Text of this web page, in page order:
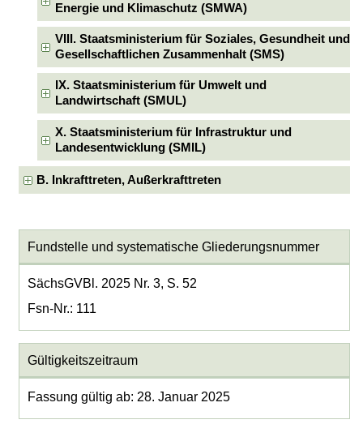
Energie und Klimaschutz (SMWA)
VIII. Staatsministerium für Soziales, Gesundheit und
Gesellschaftlichen Zusammenhalt (SMS)
IX. Staatsministerium für Umwelt und
Landwirtschaft (SMUL)
X. Staatsministerium für Infrastruktur und
Landesentwicklung (SMIL)
B. Inkrafttreten, Außerkrafttreten
Fundstelle und systematische Gliederungsnummer
SächsGVBl. 2025 Nr. 3, S. 52
Fsn-Nr.: 111
Gültigkeitszeitraum
Fassung gültig ab: 28. Januar 2025